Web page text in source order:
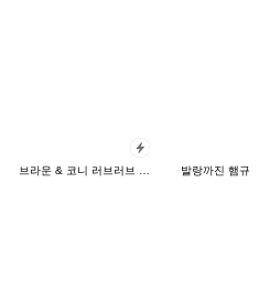
발랑까진 햄규